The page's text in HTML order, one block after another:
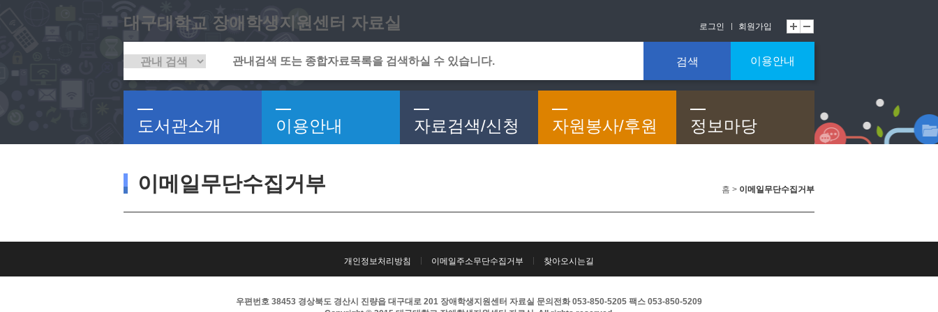
대구대학교 장애학생지원센터 자료실 로그인 회원가입
검색 이용안내
도서관소개 이용안내 자료검색/신청 자원봉사/후원 정보마당
이메일무단수집거부 홈 > 이메일무단수집거부
개인정보처리방침 이메일주소무단수집거부 찾아오시는길
우편번호 38453 경상북도 경산시 진량읍 대구대로 201 장애학생지원센터 자료실 문의전화 053-850-5205 팩스 053-850-5209